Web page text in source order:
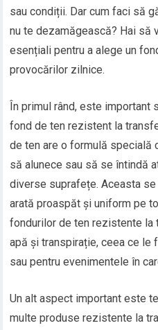
sau condiții. Dar cum faci să
nu te dezamăgească? Hai să
esențiali pentru a alege un
provocărilor zilnice.
În primul rând, este important
fond de ten rezistent la
de ten are o formulă specială
să alunece sau să se întindă
diverse suprafețe. Aceasta
arată proaspăt și uniform pe
fondurilor de ten rezistente
apă și transpirație, ceea ce le
sau pentru evenimentele în
Un alt aspect important este
multe produse rezistente la